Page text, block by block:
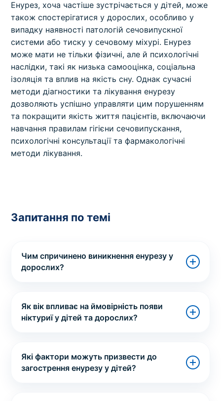
Енурез, хоча частіше зустрічається у дітей, може
також спостерігатися у дорослих, особливо у
випадку наявності патологій сечовипускної
системи або тиску у сечовому міхурі. Енурез
може мати не тільки фізичні, але й психологічні
наслідки, такі як низька самооцінка, соціальна
ізоляція та вплив на якість сну. Однак сучасні
методи діагностики та лікування енурезу
дозволяють успішно управляти цим порушенням
та покращити якість життя пацієнтів, включаючи
навчання правилам гігієни сечовипускання,
психологічні консультації та фармакологічні
методи лікування.
Запитання по темі
Чим спричинено виникнення енурезу у
дорослих?
Як вік впливає на ймовірність появи
ніктуриї у дітей та дорослих?
Які фактори можуть призвести до
загострення енурезу у дітей?